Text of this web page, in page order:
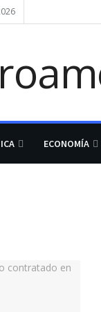
ECONOMÍA